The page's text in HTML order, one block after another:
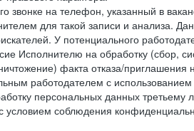
на телефон, указанный в
для такой записи и анализа.
У потенциального
Исполнителю на обработку (сбор,
факта отказа/
работодателем с
персональных данных
соблюдения